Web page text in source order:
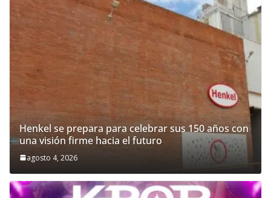
Henkel se prepara para celebrar sus 150 años con
una visión firme hacia el futuro
agosto 4, 2026